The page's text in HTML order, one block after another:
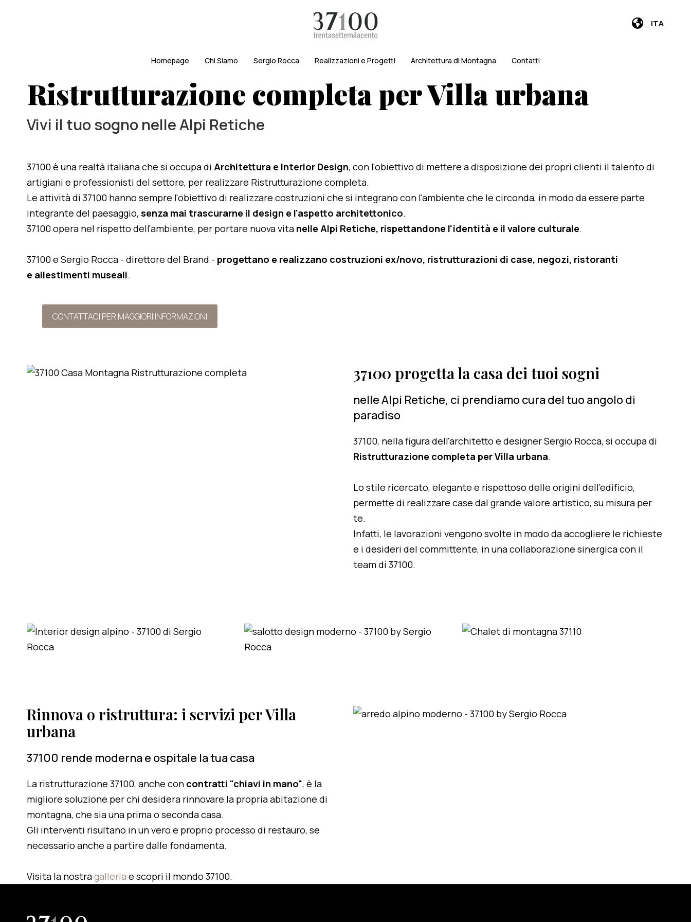
ITA
Homepage Chi Siamo Sergio Rocca Realizzazioni e Progetti Architettura di Montagna Contatti
Ristrutturazione completa per Villa urbana
Vivi il tuo sogno nelle Alpi Retiche
37100 è una realtà italiana che si occupa di Architettura e Interior Design, con l'obiettivo di mettere a disposizione dei propri clienti il talento di
artigiani e professionisti del settore, per realizzare Ristrutturazione completa.
Le attività di 37100 hanno sempre l'obiettivo di realizzare costruzioni che si integrano con l'ambiente che le circonda, in modo da essere parte
integrante del paesaggio, senza mai trascurarne il design e l'aspetto architettonico.
37100 opera nel rispetto dell'ambiente, per portare nuova vita nelle Alpi Retiche, rispettandone l'identità e il valore culturale.
37100 e Sergio Rocca - direttore del Brand - progettano e realizzano costruzioni ex/novo, ristrutturazioni di case, negozi, ristoranti
e allestimenti museali.
CONTATTACI PER MAGGIORI INFORMAZIONI
37100 progetta la casa dei tuoi sogni
nelle Alpi Retiche, ci prendiamo cura del tuo angolo di
paradiso
37100, nella figura dell'architetto e designer Sergio Rocca, si occupa di
Ristrutturazione completa per Villa urbana.
Lo stile ricercato, elegante e rispettoso delle origini dell'edificio,
permette di realizzare case dal grande valore artistico, su misura per
te.
Infatti, le lavorazioni vengono svolte in modo da accogliere le richieste
e i desideri del committente, in una collaborazione sinergica con il
team di 37100.
Rinnova o ristruttura: i servizi per Villa
urbana
37100 rende moderna e ospitale la tua casa
La ristrutturazione 37100, anche con contratti "chiavi in mano", è la
migliore soluzione per chi desidera rinnovare la propria abitazione di
montagna, che sia una prima o seconda casa.
Gli interventi risultano in un vero e proprio processo di restauro, se
necessario anche a partire dalle fondamenta.
Visita la nostragalleria e scopri il mondo 37100.